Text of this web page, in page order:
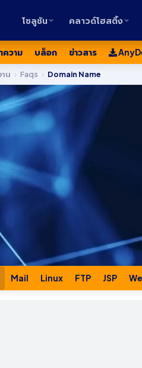
โซลูชัน คลาวด์โฮสติ้ง
ความ บล็อก ข่าวสาร
น › Faqs › Domain Name
Mail Linux FTP JSP